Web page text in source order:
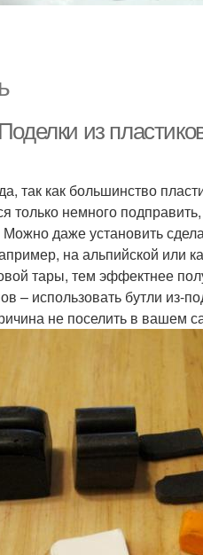
из
так как большинство
немного
даже установить
на альпийской или
тары, тем эффектнее
– использовать бутли из-
не поселить в вашем